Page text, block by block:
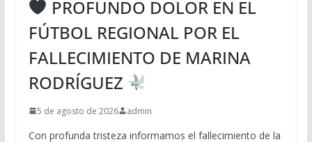
PROFUNDO DOLOR EN EL
FÚTBOL REGIONAL POR EL
FALLECIMIENTO DE MARINA
RODRÍGUEZ
5 de agosto de 2026 admin
Con profunda tristeza informamos el fallecimiento de la